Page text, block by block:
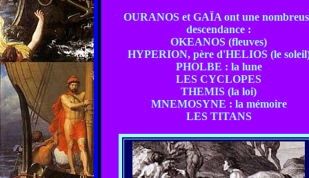
OURANOS et GAÏA ont une
descendance :
OKEANOS (fleuves)
HYPERION, père d'HELIOS (le
PHOLBE : la lune
LES CYCLOPES
THEMIS (la loi)
MNEMOSYNE : la mémoire
LES TITANS